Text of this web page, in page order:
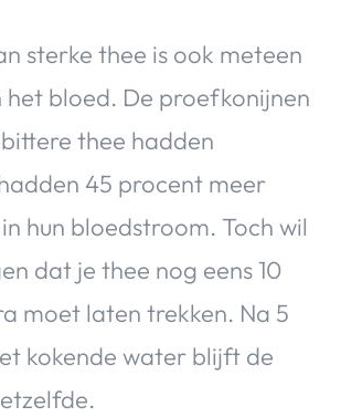
sterke thee is ook meteen
bloed. De proefkonijnen
thee hadden
45 procent meer
hun bloedstroom. Toch wil
dat je thee nog eens 10
moet laten trekken. Na 5
kokende water blijft de